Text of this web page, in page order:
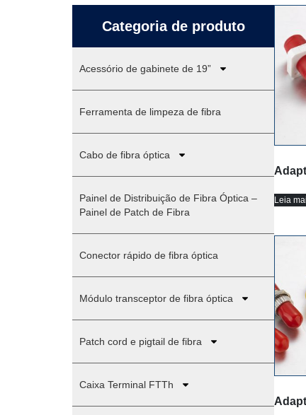
Categoria de produto
Acessório de gabinete de 19”
Ferramenta de limpeza de fibra
Cabo de fibra óptica
Painel de Distribuição de Fibra Óptica –
Painel de Patch de Fibra
Conector rápido de fibra óptica
Módulo transceptor de fibra óptica
Patch cord e pigtail de fibra
Caixa Terminal FTTh
Leia